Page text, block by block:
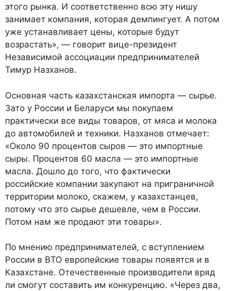
этого рынка. И соответственно всю эту нишу
занимает компания, которая демпингует. А потом
уже устанавливает цены, которые будут
возрастать», — говорит вице-президент
Независимой ассоциации предпринимателей
Тимур Назханов.
Основная часть казахстанская импорта — сырье.
Зато у России и Беларуси мы покупаем
практически все виды товаров, от мяса и молока
до автомобилей и техники. Назханов отмечает:
«Около 90 процентов сыров — это импортные
сыры. Процентов 60 масла — это импортные
масла. Дошло до того, что фактически
российские компании закупают на приграничной
территории молоко, скажем, у казахстанцев,
потому что это сырье дешевле, чем в России.
Потом нам же продают эти товары».
По мнению предпринимателей, с вступлением
России в ВТО европейские товары появятся и в
Казахстане. Отечественные производители вряд
ли смогут составить им конкуренцию. «Через два,